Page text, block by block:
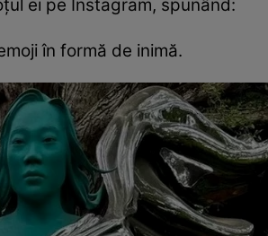
ei pe Instagram, spunând:
în formă de inimă.